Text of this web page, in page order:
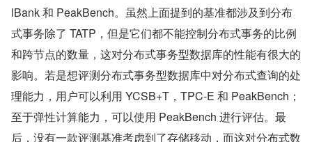
lBank 和 PeakBench。虽然上面提到的基准都涉及到分布
式事务除了 TATP，但是它们都不能控制分布式事务的比例
和跨节点的数量，这对分布式事务型数据库的性能有很大的
影响。若是想评测分布式事务型数据库中对分布式查询的处
理能力，用户可以利用 YCSB+T，TPC-E 和 PeakBench；
至于弹性计算能力，可以使用 PeakBench 进行评估。最
后，没有一款评测基准考虑到了存储移动，而这对分布式数